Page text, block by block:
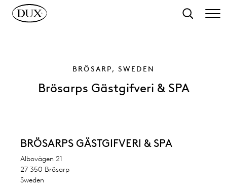
hovedinnhold
Søk
BRÖSARP, SWEDEN
Brösarps Gästgifveri & SPA
BRÖSARPS GÄSTGIFVERI & SPA
Albovägen 21
27 350 Brösarp
Sweden